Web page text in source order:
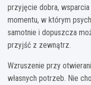
przyjęcie dobra, wsparcia
momentu, w którym
samotnie i dopuszcza
przyjść z zewnątrz.
Wzruszenie przy
własnych potrzeb. Nie